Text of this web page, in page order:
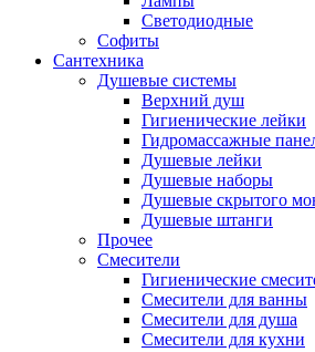
Светодиодные
Софиты
Сантехника
Душевые системы
Верхний душ
Гигиенические лейки
Гидромассажные
Душевые лейки
Душевые наборы
Душевые скрытого
Душевые штанги
Прочее
Смесители
Гигиенические
Смесители для ванны
Смесители для душа
Смесители для кухни